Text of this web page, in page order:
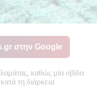
στην Google
καθώς μία οβίδα
τη διάρκεια